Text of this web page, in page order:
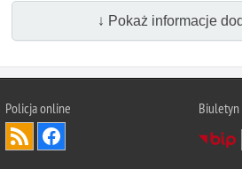
↓ Pokaż informacje
Policja online